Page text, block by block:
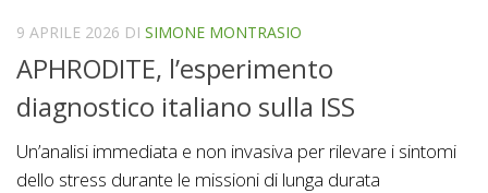
9 APRILE 2026 DI SIMONE MONTRASIO
APHRODITE, l’esperimento
diagnostico italiano sulla ISS
Un’analisi immediata e non invasiva per rilevare i sintomi
dello stress durante le missioni di lunga durata